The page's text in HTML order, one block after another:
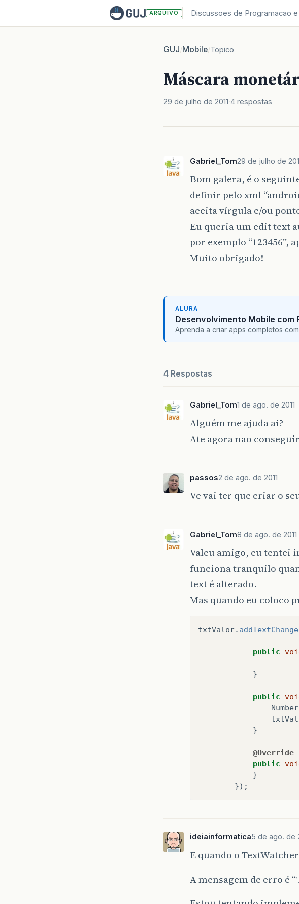
ARQUIVO Discussoes de Programacao
GUJ/Mobile/Topico
Máscara
29 de julho de 2011 4 respostas
Gabriel_Tom29 de julho de
Bom galera, é o
definir pelo xml
aceita vírgula e/ou
Eu queria um edit text
por exemplo “123456”,
Muito obrigado!
ALURA
Desenvolvimento Mobile com
Aprenda a criar apps completos
4 Respostas
Gabriel_Tom1 de ago. de 2011
Alguém me ajuda ai?
Ate agora nao
passos2 de ago. de 2011
Vc vai ter que criar o
Gabriel_Tom8 de ago. de 2011
Valeu amigo, eu tentei
funciona tranquilo
text é alterado.
Mas quando eu coloco
txtValor.
public
}
public
}
@Override
public
}
});
ideiainformatica5 de ago. de
E quando o
A mensagem de erro é